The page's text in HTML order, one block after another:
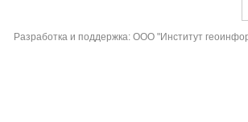
Разработка и поддержка: ООО "Институт